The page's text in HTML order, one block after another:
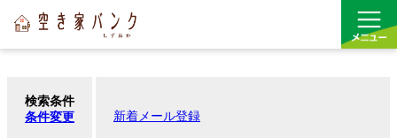
買う
検索条件
条件変更
新着メール登録